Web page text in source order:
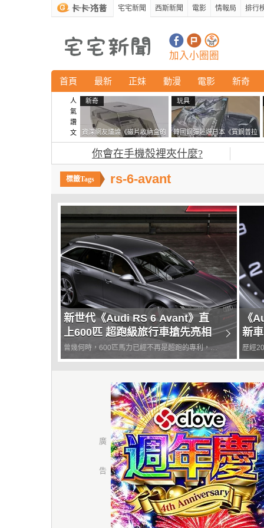
宅宅新聞 西斯新聞 電影 情報局 排行
加入小圈圈
首頁 最新 正妹 動漫 電影 新奇
人
氣
讚
文
新奇
資深網友議論《磁片收納盒的
鎖有什麼用》想偷的話整盒拿
走不就好了嗎？
玩具
韓國鋼彈迷遊日本《買鋼普拉
塞不進行李箱》網友們集思廣
益提供解方了……
你會在手機殼裡夾什麼?
rs-6-avant
新世代《Audi RS 6 Avant》直
上600匹 超跑級旅行車搶先亮相
曾幾何時，600匹馬力已經不再是超跑的專利，連
房車、SUV甚至是旅行車都有直上600匹的實力，
當中最早將旅行車帶入高性能領域的《Audi》，
隨著旗下A6車系改朝換代，不久前終於以線上發
表的方式，搶先揭...
《
新
佔
歷經
造成
能量
時也
降低